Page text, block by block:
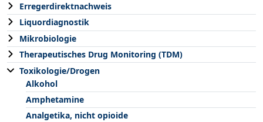
Erregerdirektnachweis
Liquordiagnostik
Mikrobiologie
Therapeutisches Drug Monitoring (TDM)
Toxikologie/Drogen
Alkohol
Amphetamine
Analgetika, nicht opioide